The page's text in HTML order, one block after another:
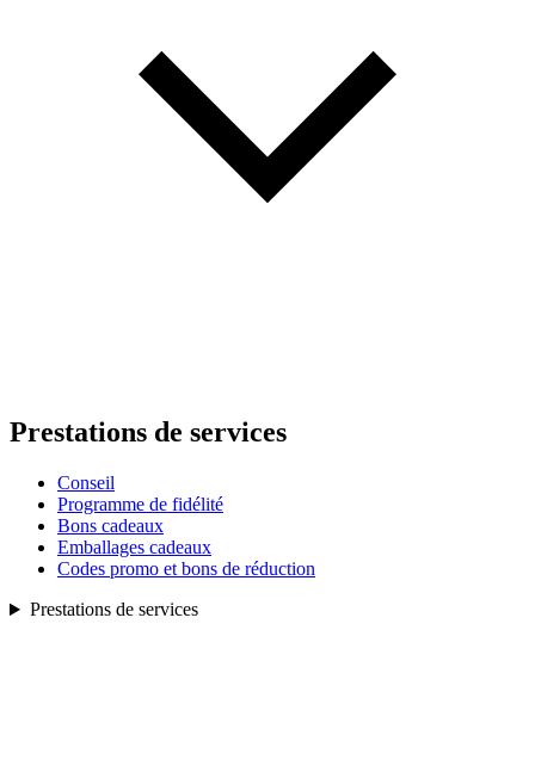
Prestations de services
Conseil
Programme de fidélité
Bons cadeaux
Emballages cadeaux
Codes promo et bons de réduction
Prestations de services